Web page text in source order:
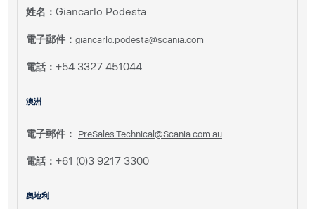
姓名： Giancarlo Podesta
電子郵件： giancarlo.podesta@scania.com
電話： +54 3327 451044
澳洲
電子郵件： PreSales.Technical@Scania.com.au
電話： +61 (0)3 9217 3300
奧地利